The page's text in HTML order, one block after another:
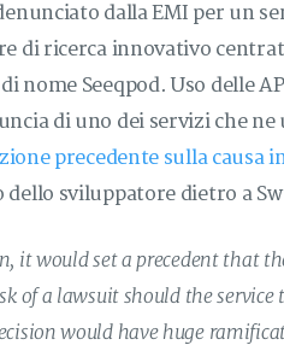
dalla EMI per un
di ricerca innovativo
nome Seeqpod. Uso delle
di uno dei servizi che ne
precedente sulla causa
sviluppatore dietro a
it would set a precedent that
of a lawsuit should the service
would have huge